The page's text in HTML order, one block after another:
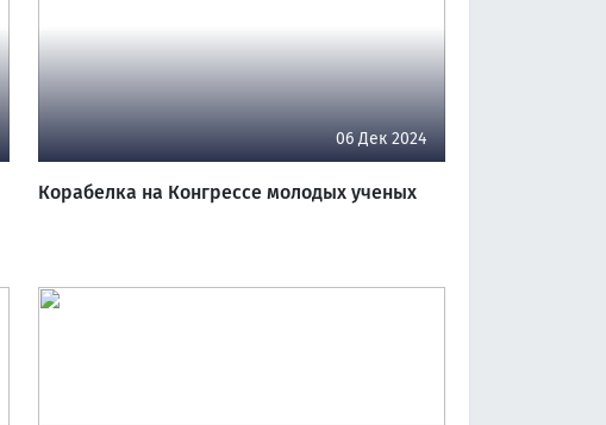
06 Дек 2024
Корабелка на Конгрессе молодых ученых